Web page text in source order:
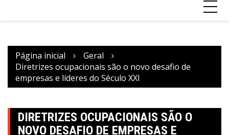
Página inicial
Geral
Diretrizes ocupacionais são o novo desafio de
empresas e líderes do Século XXI
DIRETRIZES OCUPACIONAIS SÃO O
NOVO DESAFIO DE EMPRESAS E